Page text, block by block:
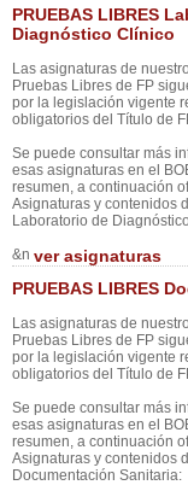
PRUEBAS LIBRES
Diagnóstico Clínico
Las asignaturas de
Pruebas Libres de FP
por la legislación vigente
obligatorios del Título de
Se puede consultar más
esas asignaturas en el
resumen, a continuación
Asignaturas y contenidos
Laboratorio de
&n ver asignaturas
PRUEBAS LIBRES
Las asignaturas de
Pruebas Libres de FP
por la legislación vigente
obligatorios del Título de
Se puede consultar más
esas asignaturas en el
resumen, a continuación
Asignaturas y contenidos
Documentación Sanitaria: